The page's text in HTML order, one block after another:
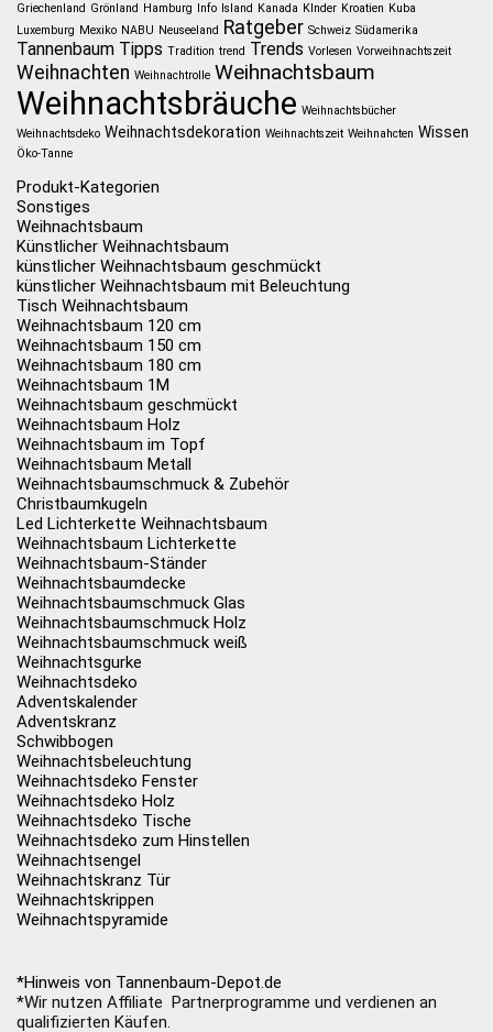
Griechenland Grönland Hamburg Info Island Kanada KInder Kroatien Kuba
Luxemburg Mexiko NABU Neuseeland Ratgeber Schweiz Südamerika
Tannenbaum Tipps Tradition trend Trends Vorlesen Vorweihnachtszeit
Weihnachten Weihnachtrolle Weihnachtsbaum
Weihnachtsbräuche Weihnachtsbücher
Weihnachtsdeko Weihnachtsdekoration Weihnachtszeit Weihnahcten Wissen
Öko-Tanne
Produkt-Kategorien
Sonstiges
Weihnachtsbaum
Künstlicher Weihnachtsbaum
künstlicher Weihnachtsbaum geschmückt
künstlicher Weihnachtsbaum mit Beleuchtung
Tisch Weihnachtsbaum
Weihnachtsbaum 120 cm
Weihnachtsbaum 150 cm
Weihnachtsbaum 180 cm
Weihnachtsbaum 1M
Weihnachtsbaum geschmückt
Weihnachtsbaum Holz
Weihnachtsbaum im Topf
Weihnachtsbaum Metall
Weihnachtsbaumschmuck & Zubehör
Christbaumkugeln
Led Lichterkette Weihnachtsbaum
Weihnachtsbaum Lichterkette
Weihnachtsbaum-Ständer
Weihnachtsbaumdecke
Weihnachtsbaumschmuck Glas
Weihnachtsbaumschmuck Holz
Weihnachtsbaumschmuck weiß
Weihnachtsgurke
Weihnachtsdeko
Adventskalender
Adventskranz
Schwibbogen
Weihnachtsbeleuchtung
Weihnachtsdeko Fenster
Weihnachtsdeko Holz
Weihnachtsdeko Tische
Weihnachtsdeko zum Hinstellen
Weihnachtsengel
Weihnachtskranz Tür
Weihnachtskrippen
Weihnachtspyramide
*Hinweis von Tannenbaum-Depot.de
*Wir nutzen Affiliate Partnerprogramme und verdienen an
qualifizierten Käufen.